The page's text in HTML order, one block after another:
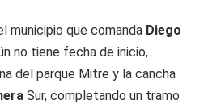
municipio que comanda Diego
no tiene fecha de inicio,
del parque Mitre y la cancha
Sur, completando un tramo